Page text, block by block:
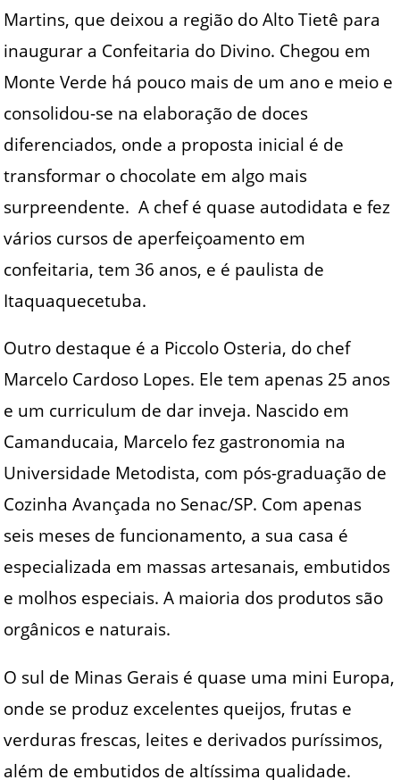
Martins, que deixou a região do Alto Tietê para
inaugurar a Confeitaria do Divino. Chegou em
Monte Verde há pouco mais de um ano e meio e
consolidou-se na elaboração de doces
diferenciados, onde a proposta inicial é de
transformar o chocolate em algo mais
surpreendente. A chef é quase autodidata e fez
vários cursos de aperfeiçoamento em
confeitaria, tem 36 anos, e é paulista de
Itaquaquecetuba.
Outro destaque é a Piccolo Osteria, do chef
Marcelo Cardoso Lopes. Ele tem apenas 25 anos
e um curriculum de dar inveja. Nascido em
Camanducaia, Marcelo fez gastronomia na
Universidade Metodista, com pós-graduação de
Cozinha Avançada no Senac/SP. Com apenas
seis meses de funcionamento, a sua casa é
especializada em massas artesanais, embutidos
e molhos especiais. A maioria dos produtos são
orgânicos e naturais.
O sul de Minas Gerais é quase uma mini Europa,
onde se produz excelentes queijos, frutas e
verduras frescas, leites e derivados puríssimos,
além de embutidos de altíssima qualidade.